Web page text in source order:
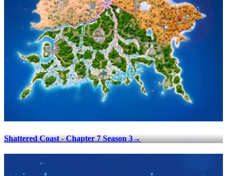
Shattered Coast - Chapter 7 Season 3→